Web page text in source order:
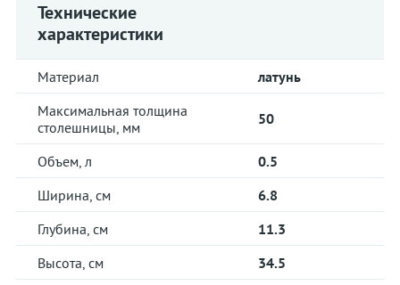
Технические
характеристики
Материал
латунь
Максимальная толщина
столешницы, мм
50
Объем, л
0.5
Ширина, см
6.8
Глубина, см
11.3
Высота, см
34.5